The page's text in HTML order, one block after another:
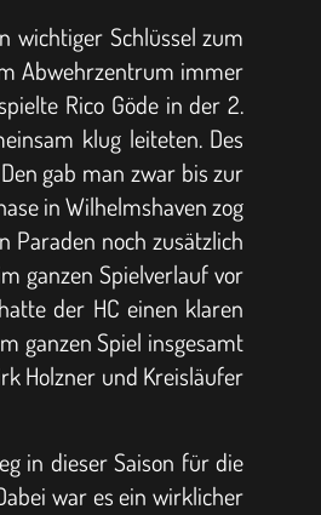
wichtiger Schlüssel zum
Abwehrzentrum immer
Rico Göde in der 2.
klug leiteten. Des
gab man zwar bis zur
in Wilhelmshaven zog
Paraden noch zusätzlich
ganzen Spielverlauf vor
der HC einen klaren
ganzen Spiel insgesamt
Holzner und Kreisläufer
in dieser Saison für die
war es ein wirklicher